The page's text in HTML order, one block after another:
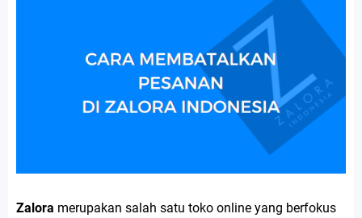
Zalora merupakan salah satu toko online yang berfokus